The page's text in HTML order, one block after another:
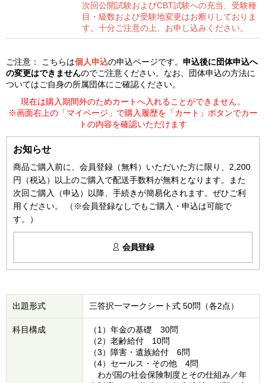
次回公開試験およびCBT試験への充当、受験種
目・級数および受験地変更はお断りしておりま
す。十分ご注意の上、お申し込みください。
ご注意： こちらは個人申込の申込ページです。 申込後に団体申込へ
の変更はできませんのでご注意ください。なお、団体申込の方法に
ついてはご自身の所属団体にご確認ください。
現在は購入期間外のためカートへ入れることができません。
※画面右上の「マイページ」で購入履歴を「カート」ボタンでカー
トの内容を確認いただけます
お知らせ
商品ご購入前に、会員登録（無料）いただいた方に限り、2,200
円（税込）以上のご購入で配送手数料が無料となります。また
次回ご購入（申込）以降、手続きが簡易化されます。ぜひご利
用ください。 （※会員登録なしでもご購入・申込は可能で
す。）
会員登録
出題形式 三答択一マークシート式 50問（各2点）
科目構成
（1）年金の基礎 30問
（2）老齢給付 10問
（3）障害・遺族給付 6問
（4）セールス・その他 4問
わが国の社会保険制度とその仕組み／年